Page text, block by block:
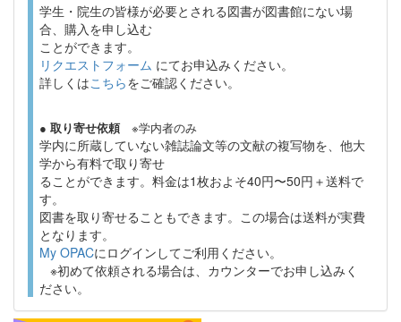
学生・院生の皆様が必要とされる図書が図書館にない場
合、購入を申し込む
ことができます。
リクエストフォーム にてお申込みください。
詳しくはこちらをご確認ください。
● 取り寄せ依頼※学内者のみ
学内に所蔵していない雑誌論文等の文献の複写物を、他大
学から有料で取り寄せ
ることができます。料金は1枚およそ40円〜50円＋送料で
す。
図書を取り寄せることもできます。この場合は送料が実費
となります。
My OPACにログインしてご利用ください。
※初めて依頼される場合は、カウンターでお申し込みく
ださい。